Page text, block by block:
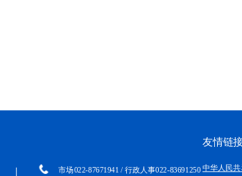
市场022-87671941 / 行政人事022-83691250
友情链接
中华人民